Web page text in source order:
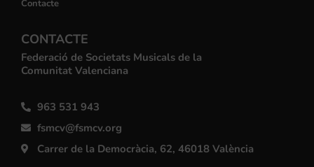
Contacte
CONTACTE
Federació de Societats Musicals de la
Comunitat Valenciana
963 531 943
fsmcv@fsmcv.org
Carrer de la Democràcia, 62, 46018 València